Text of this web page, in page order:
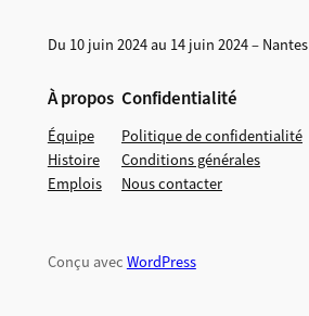
Du 10 juin 2024 au 14 juin 2024 – Nantes
À propos
Équipe
Histoire
Emplois
Confidentialité
Politique de confidentialité
Conditions générales
Nous contacter
Conçu avecWordPress